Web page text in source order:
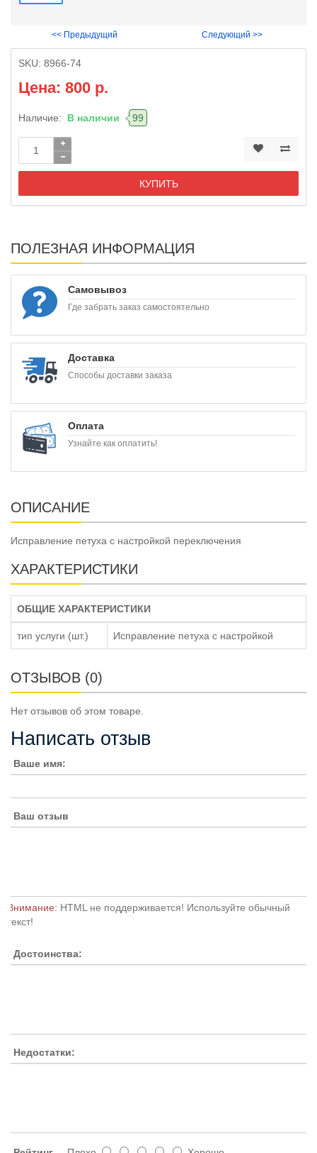
<< Предыдущий Следующий >>
SKU: 8966-74
Цена: 800 р.
Наличие: В наличии 99
КУПИТЬ
ПОЛЕЗНАЯ ИНФОРМАЦИЯ
Самовывоз
Где забрать заказ самостоятельно
Доставка
Способы доставки заказа
Оплата
Узнайте как оплатить!
ОПИСАНИЕ
Исправление петуха с настройкой переключения
ХАРАКТЕРИСТИКИ
ОБЩИЕ ХАРАКТЕРИСТИКИ
тип услуги (шт.) Исправление петуха с настройкой
ОТЗЫВОВ (0)
Нет отзывов об этом товаре.
Написать отзыв
Ваше имя:
Ваш отзыв
Внимание: HTML не поддерживается! Используйте обычный
текст!
Достоинства:
Недостатки: